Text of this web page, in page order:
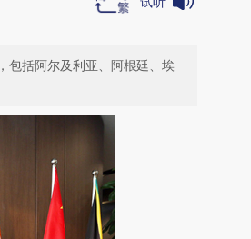
包括阿尔及利亚、阿根廷、埃